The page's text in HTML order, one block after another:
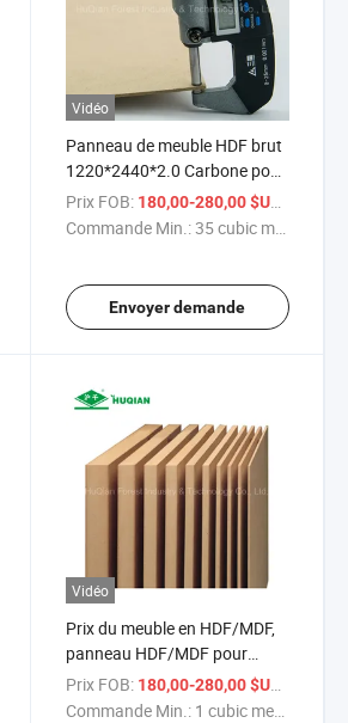
Vidéo
Panneau de meuble HDF brut
1220*2440*2.0 Carbone pour
matériau de cabinet de cuisine
Prix FOB: 180,00-280,00 $US
Commande Min.:35 cubic meter
Envoyer demande
/ cubic meter
Vidéo
Prix du meuble en HDF/MDF,
panneau HDF/MDF pour
affichage 4X8X2.7mm E0
Prix FOB: 180,00-280,00 $US
Commande Min.: 1 cubic meter